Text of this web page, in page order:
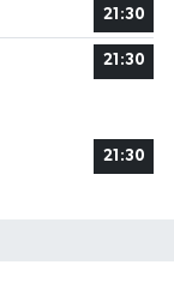
21:30
21:30
21:30